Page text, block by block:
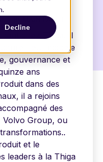
Decline
ROMAIN PABOT
chez Thiga. Il
leur modèle
gouvernance et
ans
dans des
il a rejoins
des
Volvo Group, ou
et le
leaders à la Thiga